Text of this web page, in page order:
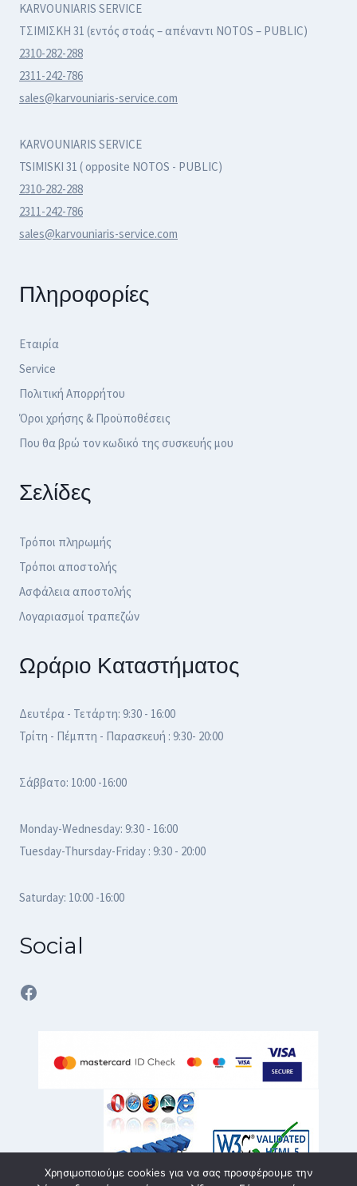
KARVOUNIARIS SERVICE
ΤΣΙΜΙΣΚΗ 31 (εντός στοάς – απέναντι NOTOS – PUBLIC)
2310-282-288
2311-242-786
sales@karvouniaris-service.com
KARVOUNIARIS SERVICE
TSIMISKI 31 ( opposite NOTOS - PUBLIC)
2310-282-288
2311-242-786
sales@karvouniaris-service.com
Πληροφορίες
Εταιρία
Service
Πολιτική Απορρήτου
Όροι χρήσης & Προϋποθέσεις
Που θα βρώ τον κωδικό της συσκευής μου
Σελίδες
Τρόποι πληρωμής
Τρόποι αποστολής
Ασφάλεια αποστολής
Λογαριασμοί τραπεζών
Ωράριο Καταστήματος
Δευτέρα - Τετάρτη: 9:30 - 16:00
Τρίτη - Πέμπτη - Παρασκευή : 9:30- 20:00
Σάββατο: 10:00 -16:00
Monday-Wednesday: 9:30 - 16:00
Tuesday-Thursday-Friday : 9:30 - 20:00
Saturday: 10:00 -16:00
Social
Facebook
Χρησιμοποιούμε cookies για να σας προσφέρουμε την